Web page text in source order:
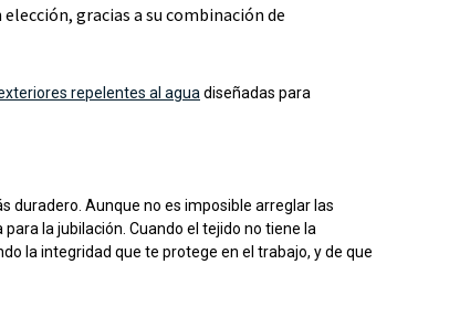
gracias a su combinación de
repelentes al agua diseñadas para
duradero. Aunque no es imposible arreglar las
la jubilación. Cuando el tejido no tiene la
la integridad que te protege en el trabajo, y de que